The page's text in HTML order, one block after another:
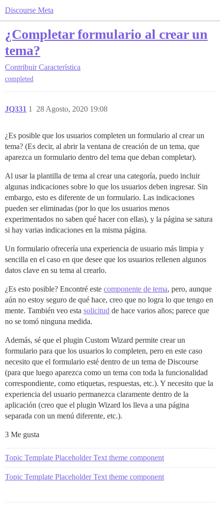
Discourse Meta
¿Completar formulario al crear un
tema?
Contribuir Característica
completed
JQ331 28 Agosto, 2020 19:08
1
¿Es posible que los usuarios completen un formulario al crear un
tema? (Es decir, al abrir la ventana de creación de un tema, que
aparezca un formulario dentro del tema que deban completar).
Al usar la plantilla de tema al crear una categoría, puedo incluir
algunas indicaciones sobre lo que los usuarios deben ingresar. Sin
embargo, esto es diferente de un formulario. Las indicaciones
pueden ser eliminadas (por lo que los usuarios menos
experimentados no saben qué hacer con ellas), y la página se satura
si hay varias indicaciones en la misma página.
Un formulario ofrecería una experiencia de usuario más limpia y
sencilla en el caso en que desee que los usuarios rellenen algunos
datos clave en su tema al crearlo.
¿Es esto posible? Encontré este componente de tema, pero, aunque
aún no estoy seguro de qué hace, creo que no logra lo que tengo en
mente. También veo esta solicitud de hace varios años; parece que
no se tomó ninguna medida.
Además, sé que el plugin Custom Wizard permite crear un
formulario para que los usuarios lo completen, pero en este caso
necesito que el formulario esté dentro de un tema de Discourse
(para que luego aparezca como un tema con toda la funcionalidad
correspondiente, como etiquetas, respuestas, etc.). Y necesito que la
experiencia del usuario permanezca claramente dentro de la
aplicación (creo que el plugin Wizard los lleva a una página
separada con un menú diferente, etc.).
3 Me gusta
Topic Template Placeholder Text theme component
Topic Template Placeholder Text theme component